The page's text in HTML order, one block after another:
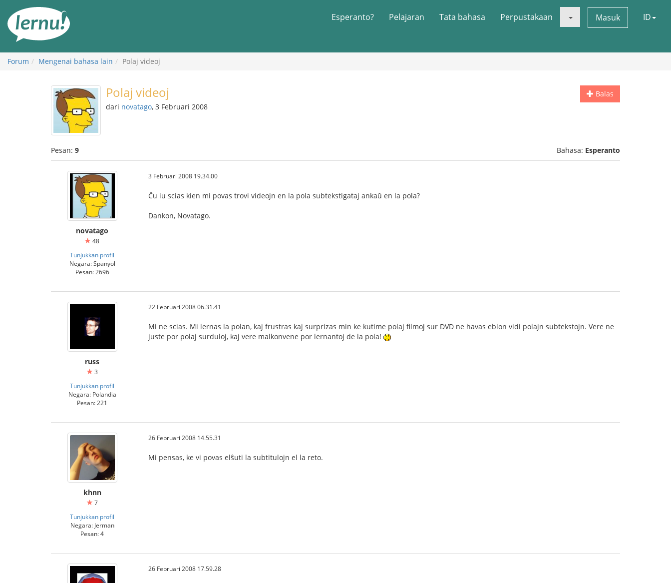
daftar
Esperanto? Pelajaran Tata bahasa Perpustakaan Masuk ID
Forum Mengenai bahasa lain Polaj videoj
Balas
Polaj videoj
dari novatago, 3 Februari 2008
Pesan: 9 Bahasa: Esperanto
novatago
48
Tunjukkan profil
Negara: Spanyol
Pesan: 2696
3 Februari 2008 19.34.00
Ĉu iu scias kien mi povas trovi videojn en la pola subtekstigataj ankaŭ en la pola?
Dankon, Novatago.
russ
3
Tunjukkan profil
Negara: Polandia
Pesan: 221
22 Februari 2008 06.31.41
Mi ne scias. Mi lernas la polan, kaj frustras kaj surprizas min ke kutime polaj filmoj sur DVD ne havas eblon vidi polajn subtekstojn. Vere ne
juste por polaj surduloj, kaj vere malkonvene por lernantoj de la pola!
khnn
7
Tunjukkan profil
Negara: Jerman
Pesan: 4
26 Februari 2008 14.55.31
Mi pensas, ke vi povas elŝuti la subtitulojn el la reto.
26 Februari 2008 17.59.28